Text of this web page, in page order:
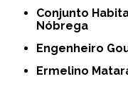
Conjunto Habitacional Padre Manoel da
Nóbrega
Engenheiro
Ermelino